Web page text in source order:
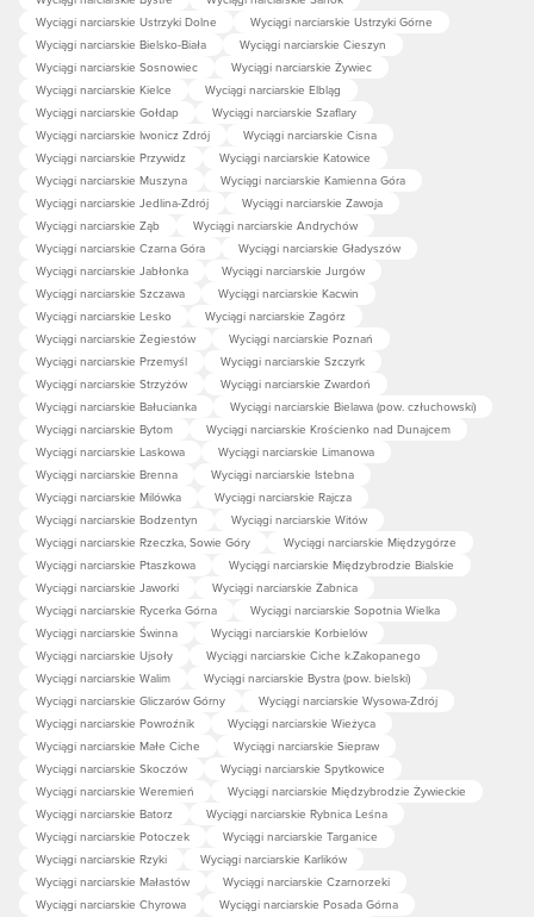
Wyciągi narciarskie Ustrzyki Dolne
Wyciągi narciarskie Ustrzyki Górne
Wyciągi narciarskie Bielsko-Biała
Wyciągi narciarskie Cieszyn
Wyciągi narciarskie Sosnowiec
Wyciągi narciarskie Żywiec
Wyciągi narciarskie Kielce
Wyciągi narciarskie Elbląg
Wyciągi narciarskie Gołdap
Wyciągi narciarskie Szaflary
Wyciągi narciarskie Iwonicz Zdrój
Wyciągi narciarskie Cisna
Wyciągi narciarskie Przywidz
Wyciągi narciarskie Katowice
Wyciągi narciarskie Muszyna
Wyciągi narciarskie Kamienna Góra
Wyciągi narciarskie Jedlina-Zdrój
Wyciągi narciarskie Zawoja
Wyciągi narciarskie Ząb
Wyciągi narciarskie Andrychów
Wyciągi narciarskie Czarna Góra
Wyciągi narciarskie Gładyszów
Wyciągi narciarskie Jabłonka
Wyciągi narciarskie Jurgów
Wyciągi narciarskie Szczawa
Wyciągi narciarskie Kacwin
Wyciągi narciarskie Lesko
Wyciągi narciarskie Zagórz
Wyciągi narciarskie Żegiestów
Wyciągi narciarskie Poznań
Wyciągi narciarskie Przemyśl
Wyciągi narciarskie Szczyrk
Wyciągi narciarskie Strzyżów
Wyciągi narciarskie Zwardoń
Wyciągi narciarskie Bałucianka
Wyciągi narciarskie Bielawa (pow. człuchowski)
Wyciągi narciarskie Bytom
Wyciągi narciarskie Krościenko nad Dunajcem
Wyciągi narciarskie Laskowa
Wyciągi narciarskie Limanowa
Wyciągi narciarskie Brenna
Wyciągi narciarskie Istebna
Wyciągi narciarskie Milówka
Wyciągi narciarskie Rajcza
Wyciągi narciarskie Bodzentyn
Wyciągi narciarskie Witów
Wyciągi narciarskie Rzeczka, Sowie Góry
Wyciągi narciarskie Międzygórze
Wyciągi narciarskie Ptaszkowa
Wyciągi narciarskie Międzybrodzie Bialskie
Wyciągi narciarskie Jaworki
Wyciągi narciarskie Żabnica
Wyciągi narciarskie Rycerka Górna
Wyciągi narciarskie Sopotnia Wielka
Wyciągi narciarskie Świnna
Wyciągi narciarskie Korbielów
Wyciągi narciarskie Ujsoły
Wyciągi narciarskie Ciche k.Zakopanego
Wyciągi narciarskie Walim
Wyciągi narciarskie Bystra (pow. bielski)
Wyciągi narciarskie Gliczarów Górny
Wyciągi narciarskie Wysowa-Zdrój
Wyciągi narciarskie Powroźnik
Wyciągi narciarskie Wieżyca
Wyciągi narciarskie Małe Ciche
Wyciągi narciarskie Siepraw
Wyciągi narciarskie Skoczów
Wyciągi narciarskie Spytkowice
Wyciągi narciarskie Weremień
Wyciągi narciarskie Międzybrodzie Żywieckie
Wyciągi narciarskie Batorz
Wyciągi narciarskie Rybnica Leśna
Wyciągi narciarskie Potoczek
Wyciągi narciarskie Targanice
Wyciągi narciarskie Rzyki
Wyciągi narciarskie Karlików
Wyciągi narciarskie Małastów
Wyciągi narciarskie Czarnorzeki
Wyciągi narciarskie Chyrowa
Wyciągi narciarskie Posada Górna